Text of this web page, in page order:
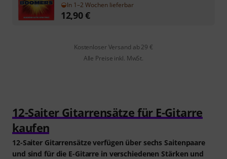
In 1–2 Wochen lieferbar
12,90€
Kostenloser Versand ab 29 €
Alle Preise inkl. MwSt.
12-Saiter Gitarrensätze für E-Gitarre
kaufen
12-Saiter Gitarrensätze verfügen über sechs Saitenpaare
und sind für die E-Gitarre in verschiedenen Stärken und